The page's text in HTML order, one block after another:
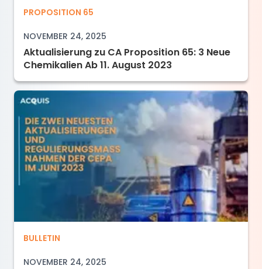
Aktualisierung zu CA Proposition 65: 3 Neue
PROPOSITION 65
NOVEMBER 24, 2025
Aktualisierung zu CA Proposition 65: 3 Neue
Chemikalien Ab 11. August 2023
Die zwei neuesten Aktualisierungen und
BULLETIN
NOVEMBER 24, 2025